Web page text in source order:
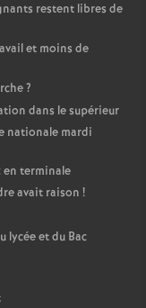
restent libres de
et moins de
?
dans le supérieur
nationale mardi
en terminale
avait raison !
lycée et du Bac